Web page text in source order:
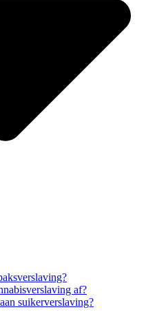
af?
suikerverslaving?